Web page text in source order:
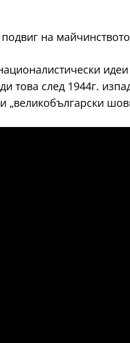
на
след 1944г.
„великобългарски